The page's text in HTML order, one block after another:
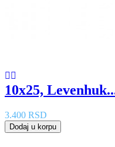
10x25,
3.400 RSD
Dodaj u korpu